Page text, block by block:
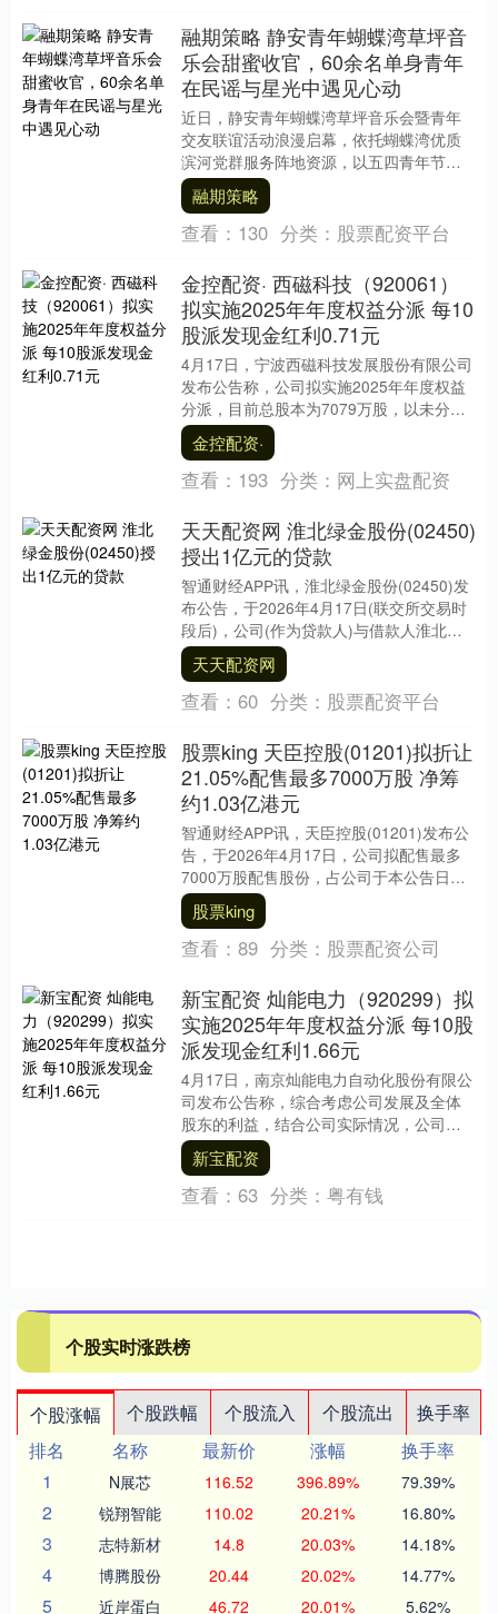
融期策略 静安青年蝴蝶湾草坪音
乐会甜蜜收官，60余名单身青年
在民谣与星光中遇见心动
近日，静安青年蝴蝶湾草坪音乐会暨青年
交友联谊活动浪漫启幕，依托蝴蝶湾优质
滨河党群服务阵地资源，以五四青年节和
520浪漫节点为契机，融合音乐美育、文化
沙龙、趣味互....
融期策略
查看： 130 分类： 股票配资平台
金控配资· 西磁科技（920061）
拟实施2025年年度权益分派 每10
股派发现金红利0.71元
4月17日，宁波西磁科技发展股份有限公司
发布公告称，公司拟实施2025年年度权益
分派，目前总股本为7079万股，以未分配
利润向全体股东每10股派发现金红利0.7....
金控配资·
查看： 193 分类： 网上实盘配资
天天配资网 淮北绿金股份(02450)
授出1亿元的贷款
智通财经APP讯，淮北绿金股份(02450)发
布公告，于2026年4月17日(联交所交易时
段后)，公司(作为贷款人)与借款人淮北市
建投控股集团有限公司及担保人淮....
天天配资网
查看： 60 分类： 股票配资平台
股票king 天臣控股(01201)拟折让
21.05%配售最多7000万股 净筹
约1.03亿港元
智通财经APP讯，天臣控股(01201)发布公
告，于2026年4月17日，公司拟配售最多
7000万股配售股份，占公司于本公告日期
的已发行股份约18.94%，以及....
股票king
查看： 89 分类： 股票配资公司
新宝配资 灿能电力（920299）拟
实施2025年年度权益分派 每10股
派发现金红利1.66元
4月17日，南京灿能电力自动化股份有限公
司发布公告称，综合考虑公司发展及全体
股东的利益，结合公司实际情况，公司拟
定了2025年年度权益分派预案，公司目前
总股本为....
新宝配资
查看： 63 分类： 粤有钱
个股实时涨跌榜
个股涨幅 个股跌幅 个股流入 个股流出
换手率
排名
名称 最新价 涨幅
换手率
1
N展芯 116.52 396.89% 79.39%
2 锐翔智能 110.02 20.21% 16.80%
3 志特新材 14.8 20.03% 14.18%
4 博腾股份 20.44 20.02% 14.77%
5 近岸蛋白 46.72 20.01% 5.62%